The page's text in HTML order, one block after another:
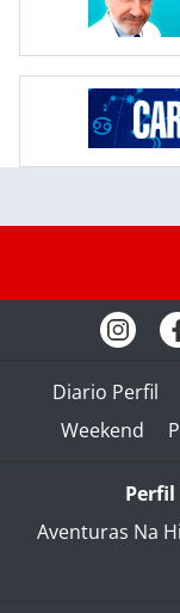
Diario Perfil
Weekend
Perfil
Aventuras Na